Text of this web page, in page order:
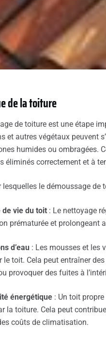
de la toiture
de toiture est une étape
et autres végétaux peuvent
humides ou ombragées.
éliminés correctement et à
le démoussage de
de vie du toit : Le nettoyage
prématurée et prolongeant
d’eau : Les mousses et les
le toit. Cela peut entraîner
provoquer des fuites à
énergétique : Un toit
la toiture. Cela peut
coûts de climatisation.